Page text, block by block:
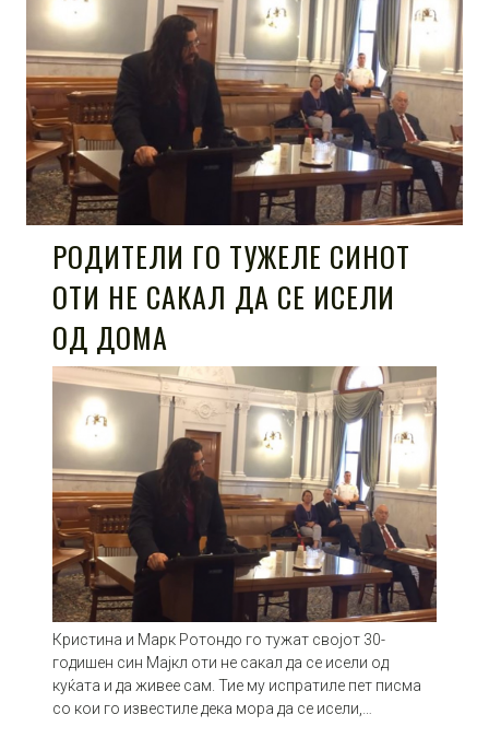
РОДИТЕЛИ ГО ТУЖЕЛЕ СИНОТ
ОТИ НЕ САКАЛ ДА СЕ ИСЕЛИ
ОД ДОМА
Кристина и Марк Ротондо го тужат својот 30-
годишен син Мајкл оти не сакал да се исели од
куќата и да живее сам. Тие му испратиле пет писма
со кои го известиле дека мора да се исели,…